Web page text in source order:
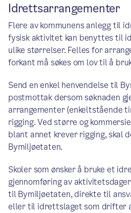
Idrettsarrangementer
Flere av kommunens anlegg til
fysisk aktivitet kan benyttes til
ulike størrelser. Felles for
forkant må søkes om lov til å
Send en enkel henvendelse til
postmottak dersom søknaden
arrangementer (enkeltstående
rigging. Ved større og
blant annet krever rigging, skal
Bymiljøetaten.
Skoler som ønsker å bruke et
gjennomføring av
til Bymiljøetaten, direkte til
eller til idrettslaget som drifter